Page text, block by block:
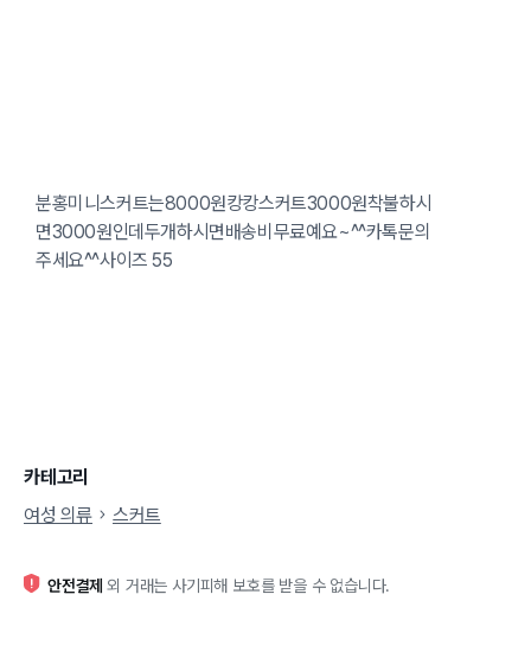
분홍미니스커트는8000원캉캉스커트3000원착불하시
면3000원인데두개하시면배송비무료예요~^^카톡문의
주세요^^사이즈 55
카테고리
여성 의류
스커트
안전결제 외 거래는 사기피해 보호를 받을 수 없습니다.